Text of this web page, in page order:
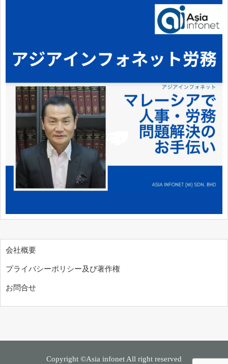
会社概要
プライバシーポリシー及び著作権
お問合せ
Copyright ©Asia infonet All right reserved